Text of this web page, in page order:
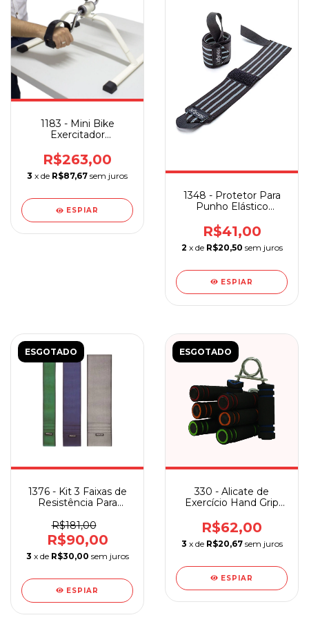
1183 - Mini Bike
Exercitador
Supermedy
R$263,00
3 x de R$87,67 sem juros
ESPIAR
1348 - Protetor Para
Punho Elástico
R$41,00
2 x de R$20,50 sem juros
ESPIAR
ESGOTADO
1376 - Kit 3 Faixas de
Resistência Para
R$181,00
R$90,00
3 x de R$30,00 sem juros
ESPIAR
ESGOTADO
330 - Alicate de
Exercício Hand Grip
R$62,00
3 x de R$20,67 sem juros
ESPIAR